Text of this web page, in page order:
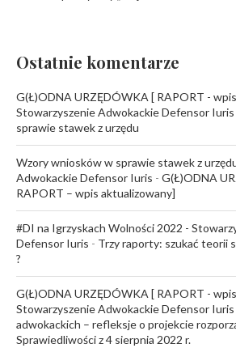
Ostatnie komentarze
G(Ł)ODNA URZĘDÓWKA [ RAPORT -
Stowarzyszenie Adwokackie Defensor Iuris
sprawie stawek z urzędu
Wzory wniosków w sprawie stawek z
Adwokackie Defensor Iuris - G(Ł)ODNA
RAPORT – wpis aktualizowany]
#DI na Igrzyskach Wolności 2022 -
Defensor Iuris - Trzy raporty: szukać teorii
?
G(Ł)ODNA URZĘDÓWKA [ RAPORT -
Stowarzyszenie Adwokackie Defensor Iuris
adwokackich – refleksje o projekcie
Sprawiedliwości z 4 sierpnia 2022 r.